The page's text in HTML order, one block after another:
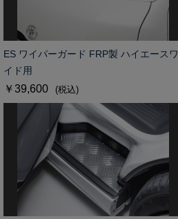
ES ワイパーガード FRP製 ハイエースワ
イド用
￥39,600 (税込)